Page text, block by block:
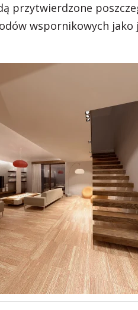
przytwierdzone
wspornikowych